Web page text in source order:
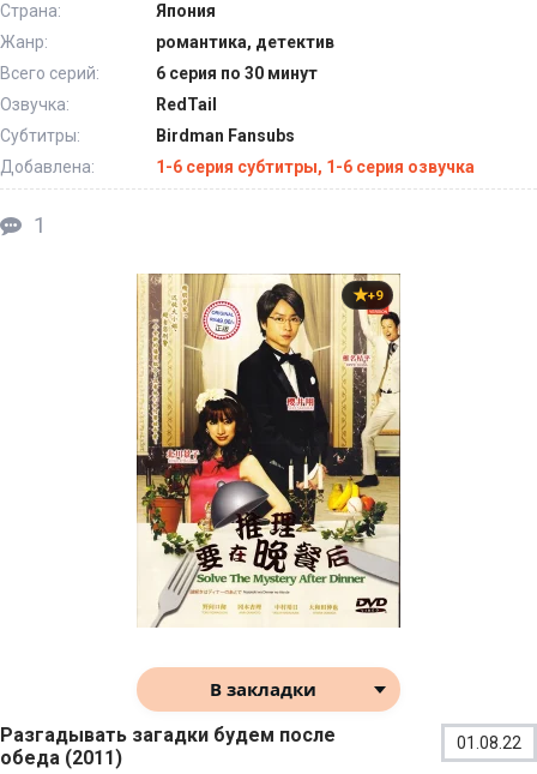
Страна:
Япония
Жанр:
романтика, детектив
Всего серий:
6 серия по 30 минут
Озвучка:
RedTail
Субтитры:
Birdman Fansubs
Добавлена:
1-6 серия субтитры, 1-6 серия озвучка
1
+9
В закладки
Разгадывать загадки будем после
обеда (2011)
01.08.22